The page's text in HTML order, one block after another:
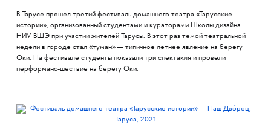
В Тарусе прошел третий фестиваль домашнего театра «Тарусские
истории», организованный студентами и кураторами Школы дизайна
НИУ ВШЭ при участии жителей Тарусы. В этот раз темой театральной
недели в городе стал «туман» — типичное летнее явление на берегу
Оки. На фестивале студенты показали три спектакля и провели
перформанс-шествие на берегу Оки.